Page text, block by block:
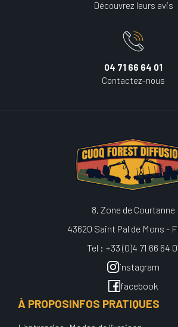
Découvrez leurs avis
04 71 66 64 01
Contactez-nous
8, Zone de Courtanne
43620 Saint Pal de Mons -
Tel : +33 (0)4 71 66 64
instagram
facebook
À PROPOSINFOS PRATIQUES